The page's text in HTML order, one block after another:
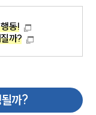
동!
까?
까?